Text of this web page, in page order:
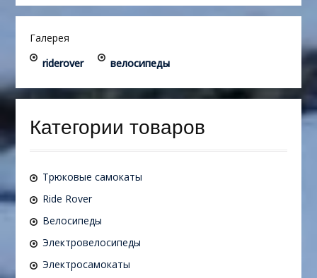
Галерея
riderover
велосипеды
Категории товаров
Трюковые самокаты
Ride Rover
Велосипеды
Электровелосипеды
Электросамокаты